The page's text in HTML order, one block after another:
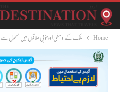
Home ملک کے وسطی اورجنوبی علاقوں میں معمول سے 20 فیصد زائد بارش ہوگی، ڈی جی محکمہ موسمیات